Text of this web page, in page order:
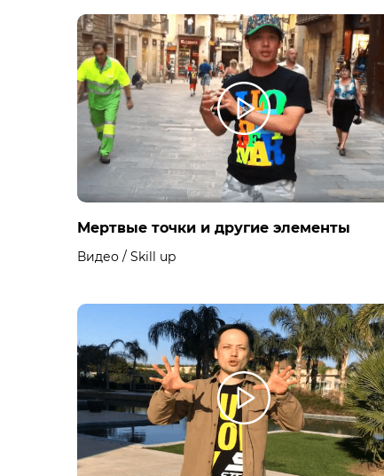
Мертвые точки и другие элементы
Видео / Skill up